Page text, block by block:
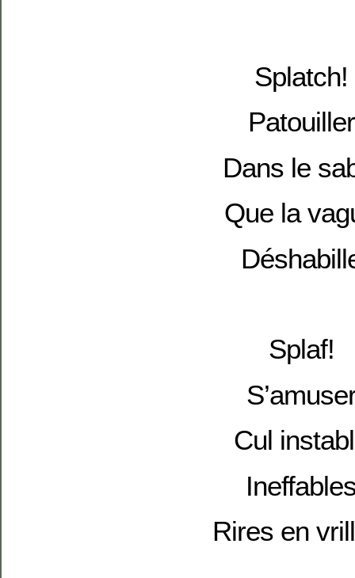
Splatch!
Patouiller
Dans le
Que la
Splaf!
Cul
Rires en